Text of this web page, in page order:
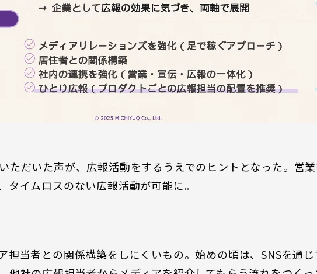
ただいた声が、広報活動をするうえでのヒントとなった。営
タイムロスのない広報活動が可能に。
担当者との関係構築をしにくいもの。始めの頃は、SNSを通